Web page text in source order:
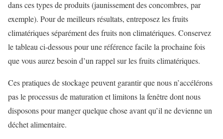
dans ces types de produits (jaunissement des concombres, par
exemple). Pour de meilleurs résultats, entreposez les fruits
climatériques séparément des fruits non climatériques. Conservez
le tableau ci-dessous pour une référence facile la prochaine fois
que vous aurez besoin d’un rappel sur les fruits climatériques.
Ces pratiques de stockage peuvent garantir que nous n’accélérons
pas le processus de maturation et limitons la fenêtre dont nous
disposons pour manger quelque chose avant qu’il ne devienne un
déchet alimentaire.